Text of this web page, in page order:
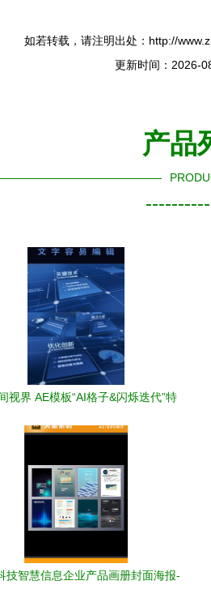
如若转载，请注明出处：http://
更新时间：2026-
产品
间视界 AE模板“AI格子&闪烁迭代”特
技智慧信息企业产品画册封面海报-